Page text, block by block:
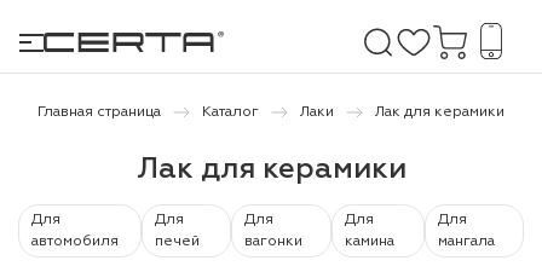
покрытия
и дачи
Главная страница Каталог Лаки Лак для керамики
Лак для керамики
Для
автомобиля
Для
печей
Для
вагонки
Для
камина
Для
мангала